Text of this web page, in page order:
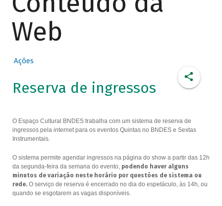
Web
Ações
Reserva de ingressos
O Espaço Cultural BNDES trabalha com um sistema de reserva de
ingressos pela internet para os eventos Quintas no BNDES e Sextas
Instrumentais.
O sistema permite agendar ingressos na página do show a partir das 12h
da segunda-feira da semana do evento, podendo haver alguns
minutos de variação neste horário por questões de sistema ou
rede.O serviço de reserva é encerrado no dia do espetáculo, às 14h, ou
quando se esgotarem as vagas disponíveis.